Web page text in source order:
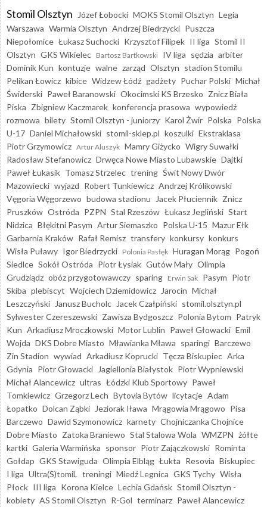
Stomil Olsztyn Józef Łobocki MOKS Stomil Olsztyn Legia
Warszawa Warmia Olsztyn Andrzej Biedrzycki Puszcza
Niepołomice Łukasz Suchocki Krzysztof Filipek II liga Stomil II
Olsztyn GKS Wikielec Bartosz Bartkowski IV liga sędzia arbiter
Dominik Kun kontuzje walne zarząd Olsztyn stadion Stomilu
Pelikan Łowicz kibice Widzew Łódź gadżety Puchar Polski Michał
Świderski Paweł Baranowski Okocimski KS Brzesko Znicz Biała
Piska Zbigniew Kaczmarek konferencja prasowa wypowiedź
rozmowa bilety Stomil Olsztyn - juniorzy Karol Żwir Polska Polska
U-17 Daniel Michałowski stomil-sklep.pl koszulki Ekstraklasa
Piotr Grzymowicz Artur Aluszyk Mamry Giżycko Wigry Suwałki
Radosław Stefanowicz Drwęca Nowe Miasto Lubawskie Dajtki
Paweł Łukasik Tomasz Strzelec trening Świt Nowy Dwór
Mazowiecki wyjazd Robert Tunkiewicz Andrzej Królikowski
Vęgoria Węgorzewo budowa stadionu Jacek Płuciennik Znicz
Pruszków Ostróda PZPN Stal Rzeszów Łukasz Jegliński Start
Nidzica Błękitni Pasym Artur Siemaszko Polska U-15 Mazur Ełk
Garbarnia Kraków Rafał Remisz transfery konkursy konkurs
Wisła Puławy Igor Biedrzycki Polonia Pasłęk Huragan Morąg Pogoń
Siedlce Sokół Ostróda Piotr Łysiak Gutów Mały Olimpia
Grudziądz obóz przygotowawczy sparing Erwin Sak Pasym Piotr
Skiba plebiscyt Wojciech Dziemidowicz Jarocin Michał
Leszczyński
Janusz Bucholc Jacek Czałpiński stomil.olsztyn.pl
Sylwester Czereszewski Zawisza Bydgoszcz Polonia Bytom Patryk
Kun Arkadiusz Mroczkowski Motor Lublin Paweł Głowacki Emil
Wojda DKS Dobre Miasto Mławianka Mława sparingi Barczewo
Zin Stadion wywiad Arkadiusz Koprucki Tęcza Biskupiec Arka
Gdynia Piotr Głowacki Jagiellonia Białystok Piotr Wypniewski
Michał Alancewicz ultras Łódzki Klub Sportowy Paweł
Tomkiewicz Grzegorz Lech Bytovia Bytów licytacje Adam
Łopatko Dolcan Ząbki Jeziorak Iława Mrągowia Mrągowo Pisa
Barczewo Dawid Szymonowicz karnety Chojniczanka Chojnice
Dobre Miasto Zatoka Braniewo Stal Stalowa Wola WMZPN żółte
kartki Galeria Warmińska sponsor Piotr Zajączkowski Rominta
Gołdap GKS Stawiguda Olimpia Elbląg Łukta Resovia Biskupiec
I liga Ultra(S)tomiL treningi Miedź Legnica GKS Tychy Wisła
Płock III liga Korona Kielce Lechia Gdańsk Stomil Olsztyn -
kobiety AS Stomil Olsztyn R-Gol terminarz Paweł Alancewicz